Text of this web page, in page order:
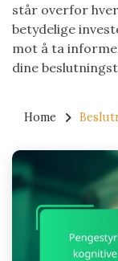
står overfor
betydelige
mot å ta
dine
Home